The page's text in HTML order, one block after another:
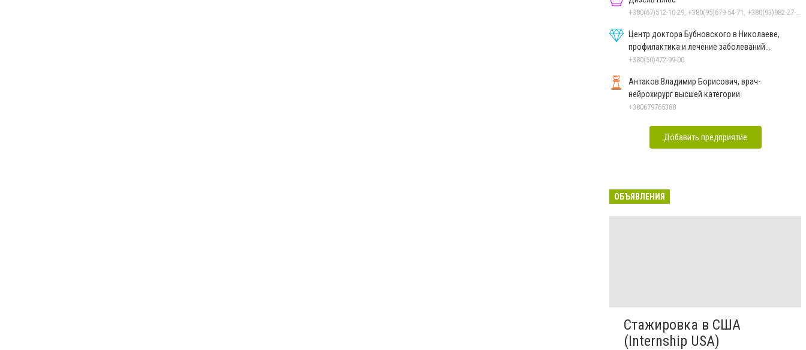
Центр доктора Бубновского в Николаеве,
профилактика и лечение заболеваний
позвоночника и суставов
+380(50)472-99-00
Антаков Владимир Борисович, врач-
нейрохирург высшей категории
+380679765388
Добавить предприятие
ОБЪЯВЛЕНИЯ
Стажировка в США
(Internship USA)